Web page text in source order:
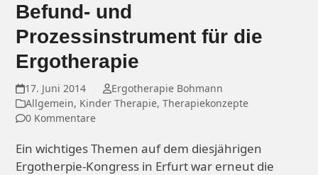
Befund- und
Prozessinstrument für die
Ergotherapie
17. Juni 2014
Ergotherapie Bohmann
Allgemein, Kinder Therapie,Therapiekonzepte
0 Kommentare
Ein wichtiges Themen auf dem diesjährigen
Ergotherpie-Kongress in Erfurt war erneut die